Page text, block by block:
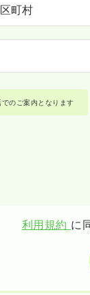
のご案内となります
利用規約 に